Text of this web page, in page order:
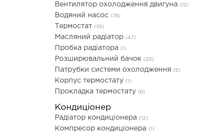
Вентилятор охолодження двигуна (12)
Водяний насос (76)
Термостат (35)
Масляний радіатор (47)
Пробка радіатора (1)
Розширювальний бачок (20)
Патрубки системи охолодження (5)
Корпус термостату (1)
Прокладка термостату (6)
Кондиціонер
Радіатор кондиціонера (12)
Компресор кондиціонера (1)